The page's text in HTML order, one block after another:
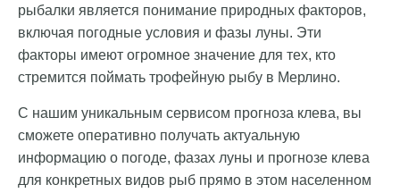
рыбалки является понимание природных факторов,
включая погодные условия и фазы луны. Эти
факторы имеют огромное значение для тех, кто
стремится поймать трофейную рыбу в Мерлино.
С нашим уникальным сервисом прогноза клева, вы
сможете оперативно получать актуальную
информацию о погоде, фазах луны и прогнозе клева
для конкретных видов рыб прямо в этом населенном